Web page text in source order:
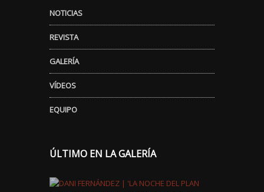
NOTICIAS
REVISTA
GALERÍA
VÍDEOS
EQUIPO
ÚLTIMO EN LA GALERÍA